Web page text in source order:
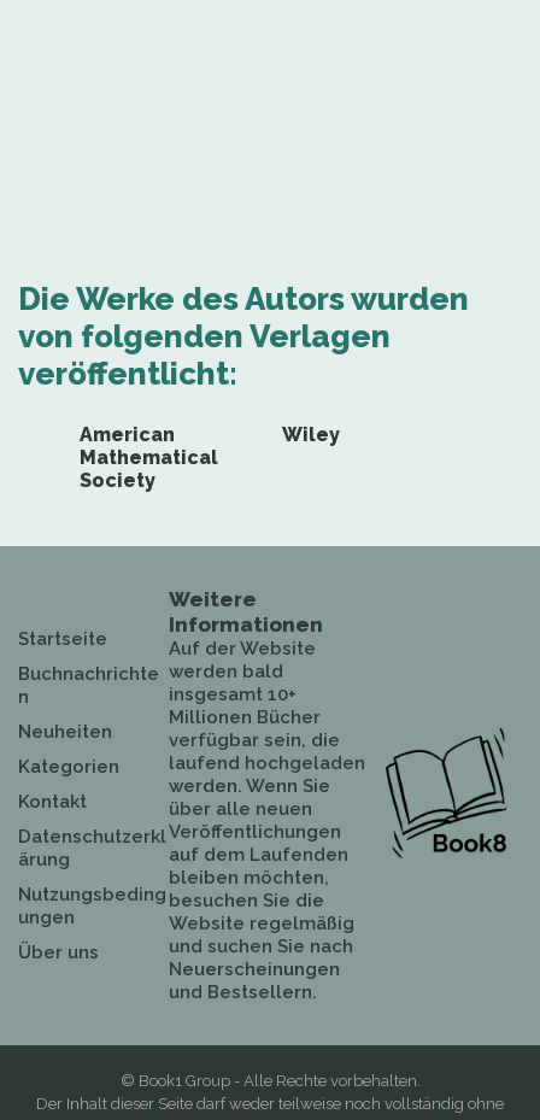
Die Werke des Autors wurden
von folgenden Verlagen
veröffentlicht:
American
Mathematical
Society
Wiley
Startseite
Buchnachrichte
n
Neuheiten
Kategorien
Kontakt
Datenschutzerkl
ärung
Nutzungsbeding
ungen
Über uns
Weitere
Informationen
Auf der Website
werden bald
insgesamt 10+
Millionen Bücher
verfügbar sein, die
laufend hochgeladen
werden. Wenn Sie
über alle neuen
Veröffentlichungen
auf dem Laufenden
bleiben möchten,
besuchen Sie die
Website regelmäßig
und suchen Sie nach
Neuerscheinungen
und Bestsellern.
© Book1 Group - Alle Rechte vorbehalten.
Der Inhalt dieser Seite darf weder teilweise noch vollständig ohne